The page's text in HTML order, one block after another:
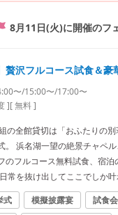
8月11日(火)に開催のフ
贅沢フルコース試食＆豪
〜/15:00〜/17:00〜
][ 無料 ]
の全館貸切は「おふたりの別
。 浜名湖一望の絶景チャペ
のフルコース無料試食、宿泊
常を抜け出してここでしか
式 模擬披露宴 試食会